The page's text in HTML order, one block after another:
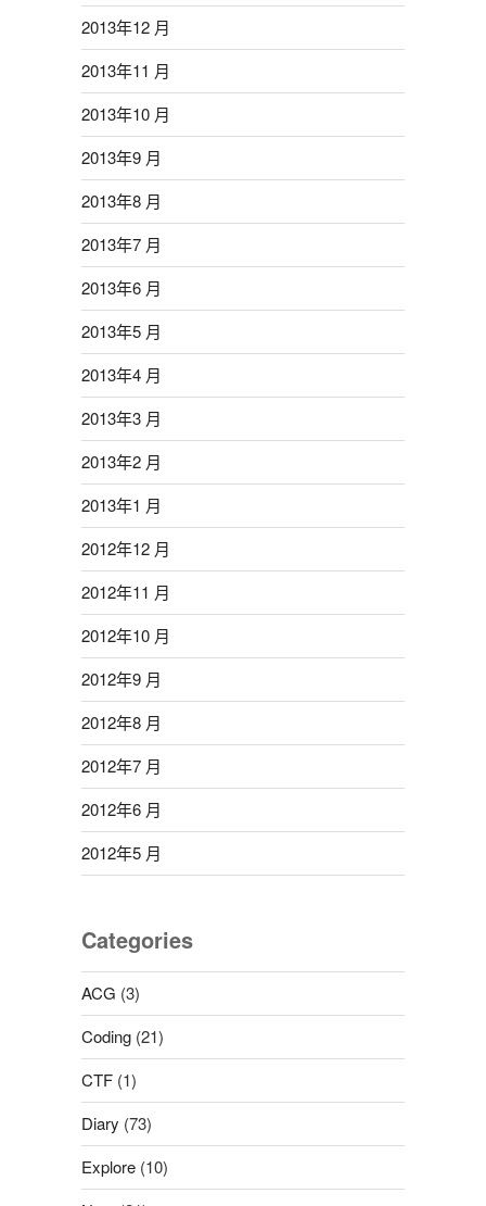
2013年12 月
2013年11 月
2013年10 月
2013年9 月
2013年8 月
2013年7 月
2013年6 月
2013年5 月
2013年4 月
2013年3 月
2013年2 月
2013年1 月
2012年12 月
2012年11 月
2012年10 月
2012年9 月
2012年8 月
2012年7 月
2012年6 月
2012年5 月
Categories
ACG (3)
Coding(21)
CTF(1)
Diary (73)
Explore(10)